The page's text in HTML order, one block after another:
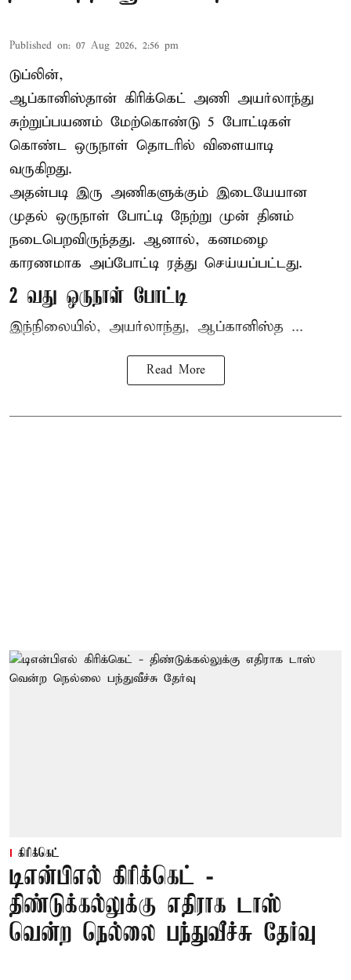
Published on: 07 Aug 2026, 2:56 pm
டுப்லின்,
ஆப்கானிஸ்தான் கிரிக்கெட் அணி அயர்லாந்து
சுற்றுப்பயணம் மேற்கொண்டு 5 போட்டிகள்
கொண்ட ஒருநாள் தொடரில் விளையாடி
வருகிறது.
அதன்படி இரு அணிகளுக்கும் இடையேயான
முதல் ஒருநாள் போட்டி நேற்று முன் தினம்
நடைபெறவிருந்தது. ஆனால், கனமழை
காரணமாக அப்போட்டி ரத்து செய்யப்பட்டது.
2 வது ஒருநாள் போட்டி
இந்நிலையில், அயர்லாந்து, ஆப்கானிஸ்த ...
Read More
கிரிக்கெட்
டிஎன்பிஎல் கிரிக்கெட் -
திண்டுக்கல்லுக்கு எதிராக டாஸ்
வென்ற நெல்லை பந்துவீச்சு தேர்வு